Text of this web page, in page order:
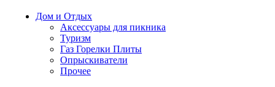
Дом и Отдых
Аксессуары для пикника
Туризм
Газ Горелки Плиты
Опрыскиватели
Прочее